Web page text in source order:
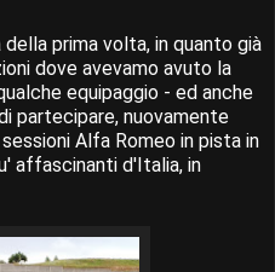
prima volta, in quanto già
dove avevamo avuto la
equipaggio - ed anche
partecipare, nuovamente
Alfa Romeo in pista in
affascinanti d'Italia, in